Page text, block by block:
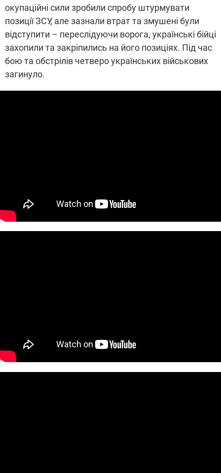
окупаційні сили зробили спробу штурмувати
позиції ЗСУ, але зазнали втрат та змушені були
відступити – переслідуючи ворога, українські бійці
захопили та закріпились на його позиціях. Під час
бою та обстрілів четверо українських військових
загинуло.